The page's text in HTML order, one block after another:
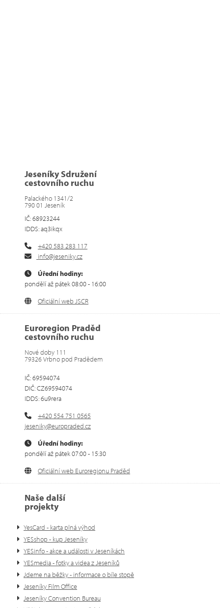
Jeseníky Sdružení
cestovního ruchu
Palackého 1341/2
790 01 Jeseník
IČ: 68923244
IDDS: aq3ikqx
+420 583 283 117
info@jeseniky.cz
Úřední hodiny:
pondělí až pátek 08:00 - 16:00
Oficiální web JSCR
Euroregion Praděd
cestovního ruchu
Nové doby 111
79326 Vrbno pod Pradědem
IČ: 69594074
DIČ: CZ69594074
IDDS: 6u9rera
+420 554 751 0565
jeseniky@europraded.cz
Úřední hodiny:
pondělí až pátek 07:00 - 15:30
Oficiální web Euroregionu Praděd
Naše další
projekty
YesCard - karta plná výhod
YESshop - kup Jeseníky
YESinfo - akce a události v Jeseníkách
YESmedia - fotky a videa z Jeseníků
Jdeme na běžky - informace o bíle stopě
Jeseníky Film Office
Jeseníky Convention Bureau